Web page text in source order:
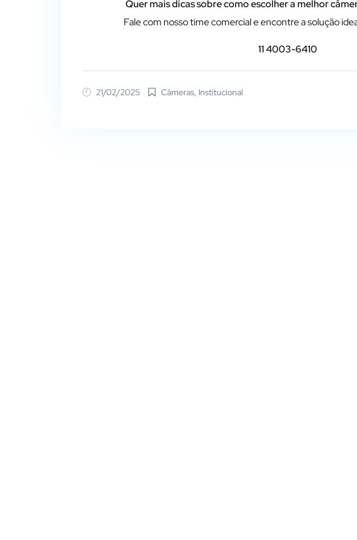
Quer mais dicas sobre como escolher a melhor
Fale com nosso time comercial e encontre a solução
11 4003-6410
21/02/2025 Câmeras, Institucional